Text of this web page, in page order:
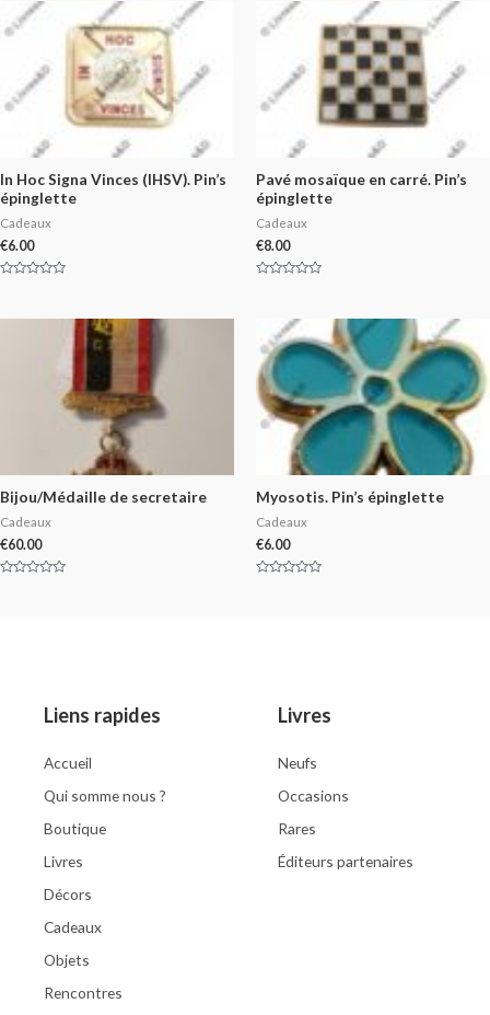
In Hoc Signa Vinces (IHSV). Pin’s
épinglette
Cadeaux
€6.00
of
Pavé mosaïque en carré. Pin’s
épinglette
Cadeaux
€8.00
Bijou/Médaille de secretaire
Cadeaux
€60.00
Myosotis. Pin’s épinglette
Cadeaux
€6.00
Liens rapides
Accueil
Qui somme nous ?
Boutique
Livres
Décors
Cadeaux
Objets
Rencontres
Livres
Neufs
Occasions
Rares
Éditeurs partenaires